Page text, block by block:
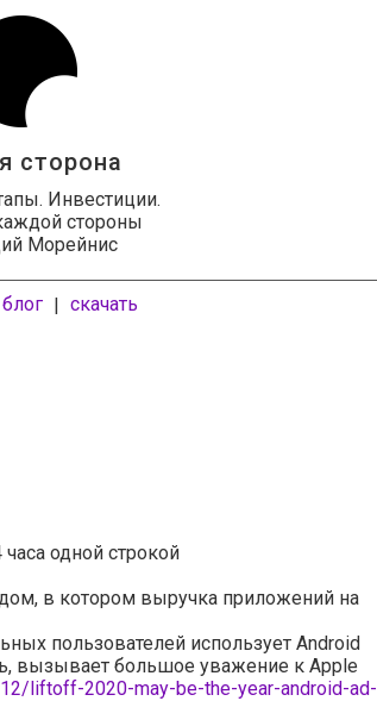
сторона
Инвестиции.
стороны
Морейнис
блог | скачать
одной строкой
в котором выручка приложений на
пользователей использует Android
вызывает большое уважение к Apple
liftoff-2020-may-be-the-year-android-ad-